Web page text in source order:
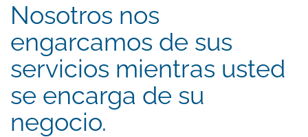
Nosotros nos
engarcamos de sus
servicios mientras usted
se encarga de su
negocio.